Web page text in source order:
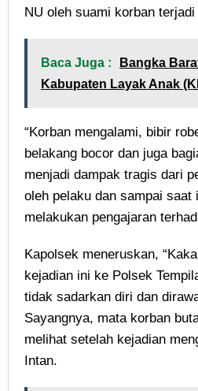
NU oleh suami korban
Baca Juga :
Bangka
Kabupaten Layak Anak
“Korban mengalami, bibir
belakang bocor dan juga
menjadi dampak tragis dari
oleh pelaku dan sampai saat
melakukan pengajaran
Kapolsek meneruskan,
kejadian ini ke Polsek
tidak sadarkan diri dan
Sayangnya, mata korban
melihat setelah kejadian
Intan.